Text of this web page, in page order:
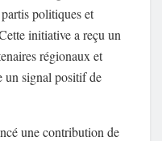
politiques et
initiative a reçu un
régionaux et
un signal positif de
une contribution de